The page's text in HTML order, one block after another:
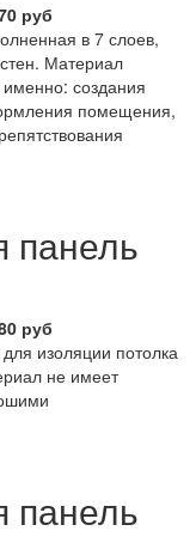
руб
в 7 слоев,
Материал
именно: создания
помещения,
панель
руб
изоляции потолка
не имеет
панель